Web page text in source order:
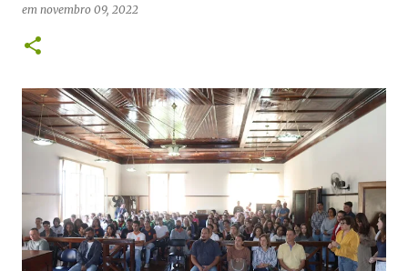
0
em novembro 09, 2022